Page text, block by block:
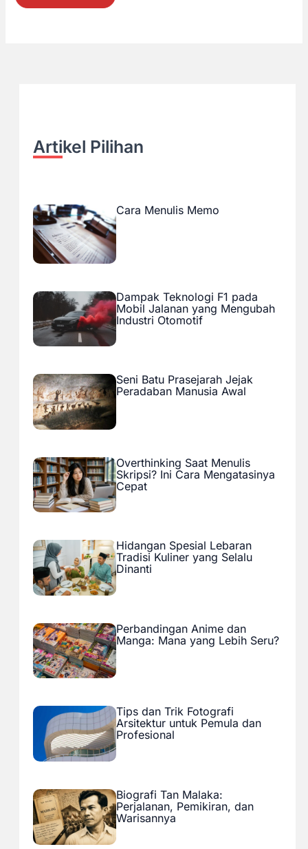
Artikel Pilihan
Cara Menulis Memo
Dampak Teknologi F1 pada
Mobil Jalanan yang Mengubah
Industri Otomotif
Seni Batu Prasejarah Jejak
Peradaban Manusia Awal
Overthinking Saat Menulis
Skripsi? Ini Cara Mengatasinya
Cepat
Hidangan Spesial Lebaran
Tradisi Kuliner yang Selalu
Dinanti
Perbandingan Anime dan
Manga: Mana yang Lebih Seru?
Tips dan Trik Fotografi
Arsitektur untuk Pemula dan
Profesional
Biografi Tan Malaka:
Perjalanan, Pemikiran, dan
Warisannya